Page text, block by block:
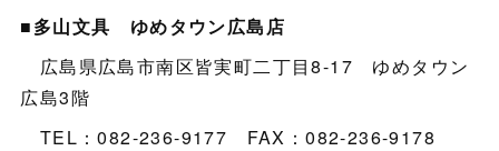
■多山文具 ゆめタウン広島店
広島県広島市南区皆実町二丁目8-17 ゆめタウン
広島3階
TEL：082-236-9177 FAX：082-236-9178